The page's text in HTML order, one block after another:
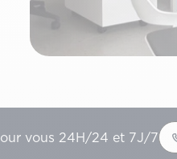
vous 24H/24 et 7J/7